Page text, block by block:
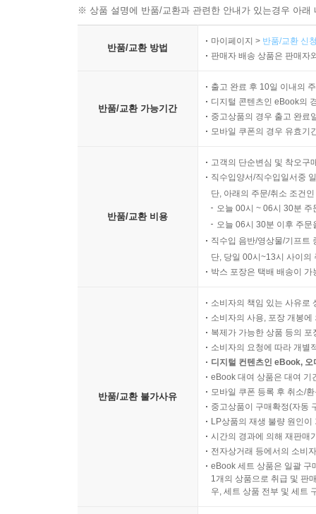
※ 상품 설명에 반품/교환과 관련한 안내가 있는경우 아
반품/교환 방법
마이페이지 > 반품/교환 신
판매자 배송 상품은 판매자
반품/교환 가능기간
출고 완료 후 10일 이내의
디지털 콘텐츠인 eBook의
중고상품의 경우 출고 완료
모바일 쿠폰의 경우 유효기
반품/교환 비용
고객의 단순변심 및 착오구
직수입양서/직수입일서중
단, 아래의 주문/취소 조건
오늘 00시 ~ 06시 30분
오늘 06시 30분 이후 주
직수입 음반/영상물/기프트
단, 당일 00시~13시 사이의
박스 포장은 택배 배송이
반품/교환 불가사유
소비자의 책임 있는 사유로
소비자의 사용, 포장 개봉
복제가 가능한 상품 등의
소비자의 요청에 따라 개별
디지털 컨텐츠인 eBook,
eBook 대여 상품은 대여 기
모바일 쿠폰 등록 후 취소/
중고상품이 구매확정(자동
LP상품의 재생 불량 원인
시간의 경과에 의해 재판매
전자상거래 등에서의 소비
eBook 세트 상품은 일괄 구
1개의 상품으로 취급 및 판
우, 세트 상품 전부 및 세트